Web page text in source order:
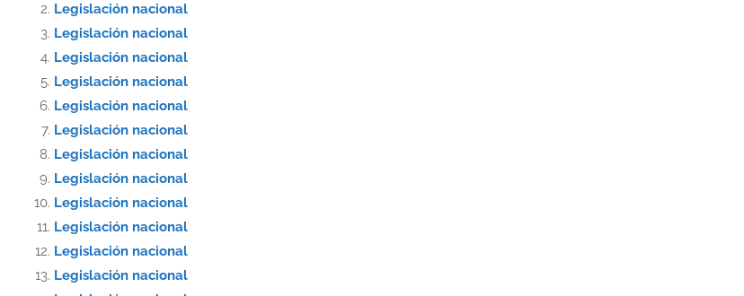
Legislación nacional
Legislación nacional
Legislación nacional
Legislación nacional
Legislación nacional
Legislación nacional
Legislación nacional
Legislación nacional
Legislación nacional
Legislación nacional
Legislación nacional
Legislación nacional